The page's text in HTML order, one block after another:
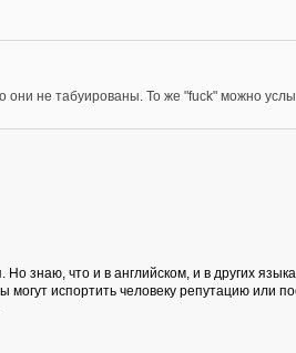
они не табуированы. То же "fuck" можно
знаю, что и в английском, и в других
испортить человеку репутацию или